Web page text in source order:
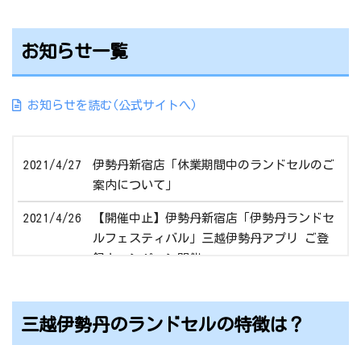
お知らせ一覧
お知らせを読む(公式サイトへ)
2021/4/27
伊勢丹新宿店「休業期間中のランドセルのご
案内について」
2021/4/26
【開催中止】伊勢丹新宿店「伊勢丹ランドセ
ルフェスティバル」三越伊勢丹アプリ ご登
録キャンペーン開催
三越伊勢丹のランドセルの特徴は？